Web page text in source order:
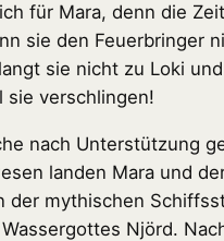
für Mara, denn die
sie den Feuerbringer
sie nicht zu Loki
sie verschlingen!
nach Unterstützung
landen Mara und
der mythischen
Njörd.